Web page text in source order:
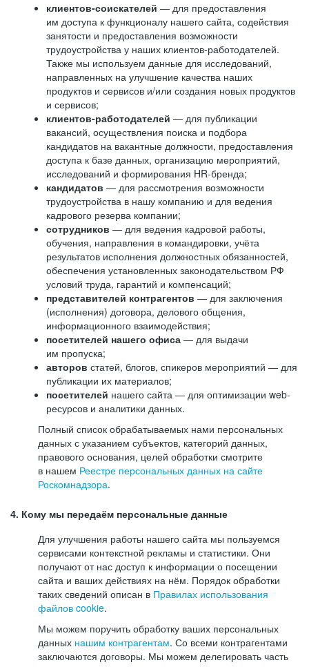
клиентов-соискателей — для предоставления
им доступа к функционалу нашего сайта, содействия
занятости и предоставления возможности
трудоустройства у наших клиентов-работодателей.
Также мы используем данные для исследований,
направленных на улучшение качества наших
продуктов и сервисов и/или создания новых продуктов
и сервисов;
клиентов-работодателей — для публикации
вакансий, осуществления поиска и подбора
кандидатов на вакантные должности, предоставления
доступа к базе данных, организацию мероприятий,
исследований и формирования HR-бренда;
кандидатов — для рассмотрения возможности
трудоустройства в нашу компанию и для ведения
кадрового резерва компании;
сотрудников — для ведения кадровой работы,
обучения, направления в командировки, учёта
результатов исполнения должностных обязанностей,
обеспечения установленных законодательством РФ
условий труда, гарантий и компенсаций;
представителей контрагентов — для заключения
(исполнения) договора, делового общения,
информационного взаимодействия;
посетителей нашего офиса — для выдачи
им пропуска;
авторов статей, блогов, спикеров мероприятий — для
публикации их материалов;
посетителей нашего сайта — для оптимизации web-
ресурсов и аналитики данных.
Полный список обрабатываемых нами персональных
данных с указанием субъектов, категорий данных,
правового основания, целей обработки смотрите
в нашем Реестре персональных данных на сайте
Роскомнадзора.
4. Кому мы передаём персональные данные
Для улучшения работы нашего сайта мы пользуемся
сервисами контекстной рекламы и статистики. Они
получают от нас доступ к информации о посещении
сайта и ваших действиях на нём. Порядок обработки
таких сведений описан в Правилах использования
файлов cookie.
Мы можем поручить обработку ваших персональных
данных нашим контрагентам. Со всеми контрагентами
заключаются договоры. Мы можем делегировать часть